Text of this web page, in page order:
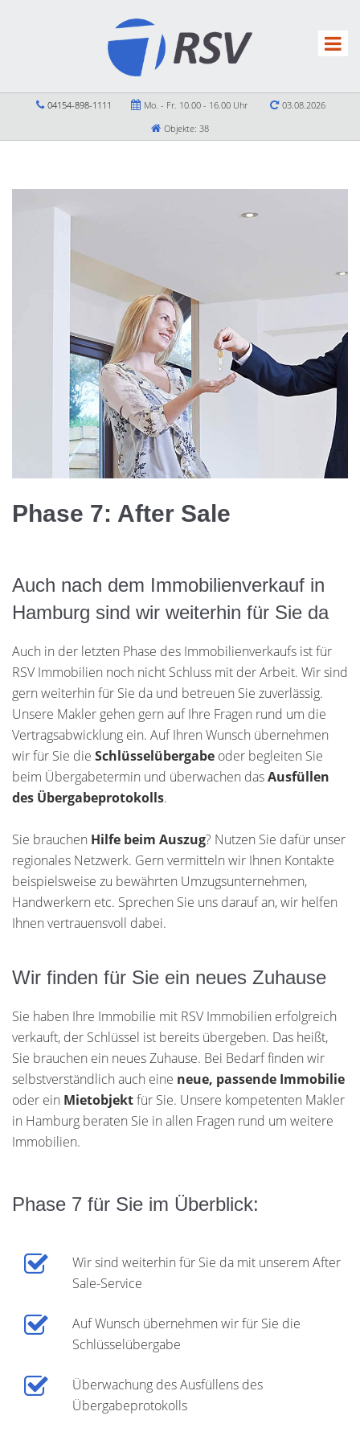
04154-898-1111 Mo. - Fr. 10.00 - 16.00 Uhr
03.08.2026
Objekte: 38
Phase 7: After Sale
Auch nach dem Immobilienverkauf in
Hamburg sind wir weiterhin für Sie da
Auch in der letzten Phase des Immobilienverkaufs ist für
RSV Immobilien noch nicht Schluss mit der Arbeit. Wir sind
gern weiterhin für Sie da und betreuen Sie zuverlässig.
Unsere Makler gehen gern auf Ihre Fragen rund um die
Vertragsabwicklung ein. Auf Ihren Wunsch übernehmen
wir für Sie die Schlüsselübergabe oder begleiten Sie
beim Übergabetermin und überwachen dasAusfüllen
des Übergabeprotokolls.
Sie brauchen Hilfe beim Auszug? Nutzen Sie dafür unser
regionales Netzwerk. Gern vermitteln wir Ihnen Kontakte
beispielsweise zu bewährten Umzugsunternehmen,
Handwerkern etc. Sprechen Sie uns darauf an, wir helfen
Ihnen vertrauensvoll dabei.
Wir finden für Sie ein neues Zuhause
Sie haben Ihre Immobilie mit RSV Immobilien erfolgreich
verkauft, der Schlüssel ist bereits übergeben. Das heißt,
Sie brauchen ein neues Zuhause. Bei Bedarf finden wir
selbstverständlich auch eine neue, passende Immobilie
oder ein Mietobjektfür Sie. Unsere kompetenten Makler
in Hamburg beraten Sie in allen Fragen rund um weitere
Immobilien.
Phase 7 für Sie im Überblick:
Wir sind weiterhin für Sie da mit unserem After
Sale-Service
Auf Wunsch übernehmen wir für Sie die
Schlüsselübergabe
Überwachung des Ausfüllens des
Übergabeprotokolls